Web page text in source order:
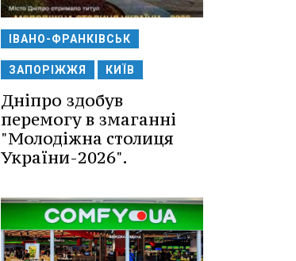
ІВАНО-ФРАНКІВСЬК
ЗАПОРІЖЖЯ КИЇВ
Дніпро здобув
перемогу в змаганні
"Молодіжна столиця
України-2026".